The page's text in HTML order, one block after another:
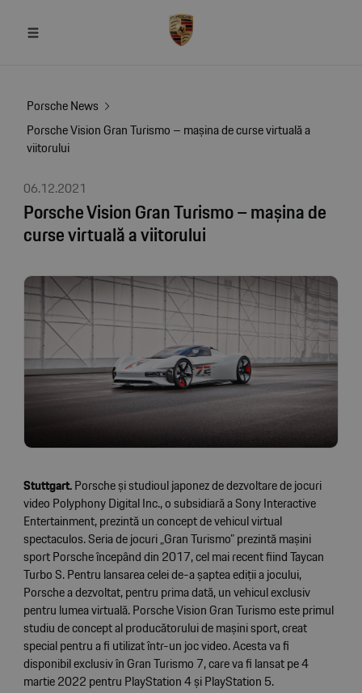
Porsche News
Porsche Vision Gran Turismo – mașina de curse virtuală a
viitorului
06.12.2021
Porsche Vision Gran Turismo – mașina de
curse virtuală a viitorului
Stuttgart.Porsche și studioul japonez de dezvoltare de jocuri
video Polyphony Digital Inc., o subsidiară a Sony Interactive
Entertainment, prezintă un concept de vehicul virtual
spectaculos. Seria de jocuri „Gran Turismo” prezintă mașini
sport Porsche începând din 2017, cel mai recent fiind Taycan
Turbo S. Pentru lansarea celei de-a șaptea ediții a jocului,
Porsche a dezvoltat, pentru prima dată, un vehicul exclusiv
pentru lumea virtuală. Porsche Vision Gran Turismo este primul
studiu de concept al producătorului de mașini sport, creat
special pentru a fi utilizat într-un joc video. Acesta va fi
disponibil exclusiv în Gran Turismo 7, care va fi lansat pe 4
martie 2022 pentru PlayStation 4 și PlayStation 5.